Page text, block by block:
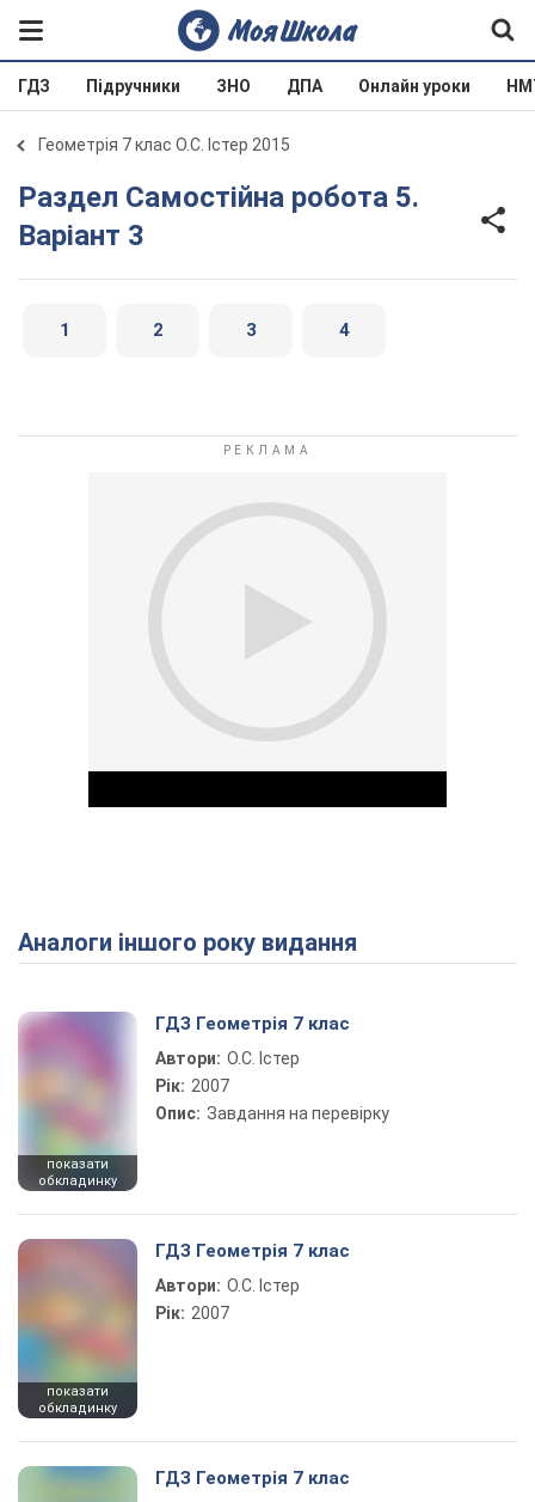
ГДЗ Підручники ЗНО ДПА Онлайн уроки
Геометрія 7 клас О.С. Істер 2015
Раздел Самостійна робота 5.
Варіант 3
1 2 3 4
Play Video
Аналоги іншого року видання
показати
обкладинку
ГДЗ Геометрія 7 клас
Автори: О.С. Істер
Рік: 2007
Опис: Завдання на перевірку
показати
обкладинку
ГДЗ Геометрія 7 клас
Автори: О.С. Істер
Рік: 2007
ГДЗ Геометрія 7 клас